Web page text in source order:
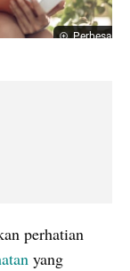
Perbesar
perhatian
yang